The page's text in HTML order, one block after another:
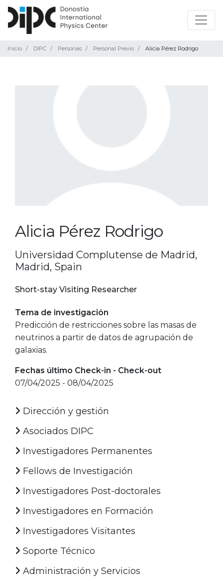
Inicio DIPC Personas Personal Previo Alicia Pérez Rodrigo
Alicia Pérez Rodrigo
Universidad Complutense de Madrid,
Madrid, Spain
Short-stay Visiting Researcher
Tema de investigación
Predicción de restricciones sobre las masas de
neutrinos a partir de datos de agrupación de
galaxias.
Fechas último Check-in - Check-out
07/04/2025 - 08/04/2025
Dirección y gestión
Asociados DIPC
Investigadores Permanentes
Fellows de Investigación
Investigadores Post-doctorales
Investigadores en Formación
Investigadores Visitantes
Soporte Técnico
Administración y Servicios